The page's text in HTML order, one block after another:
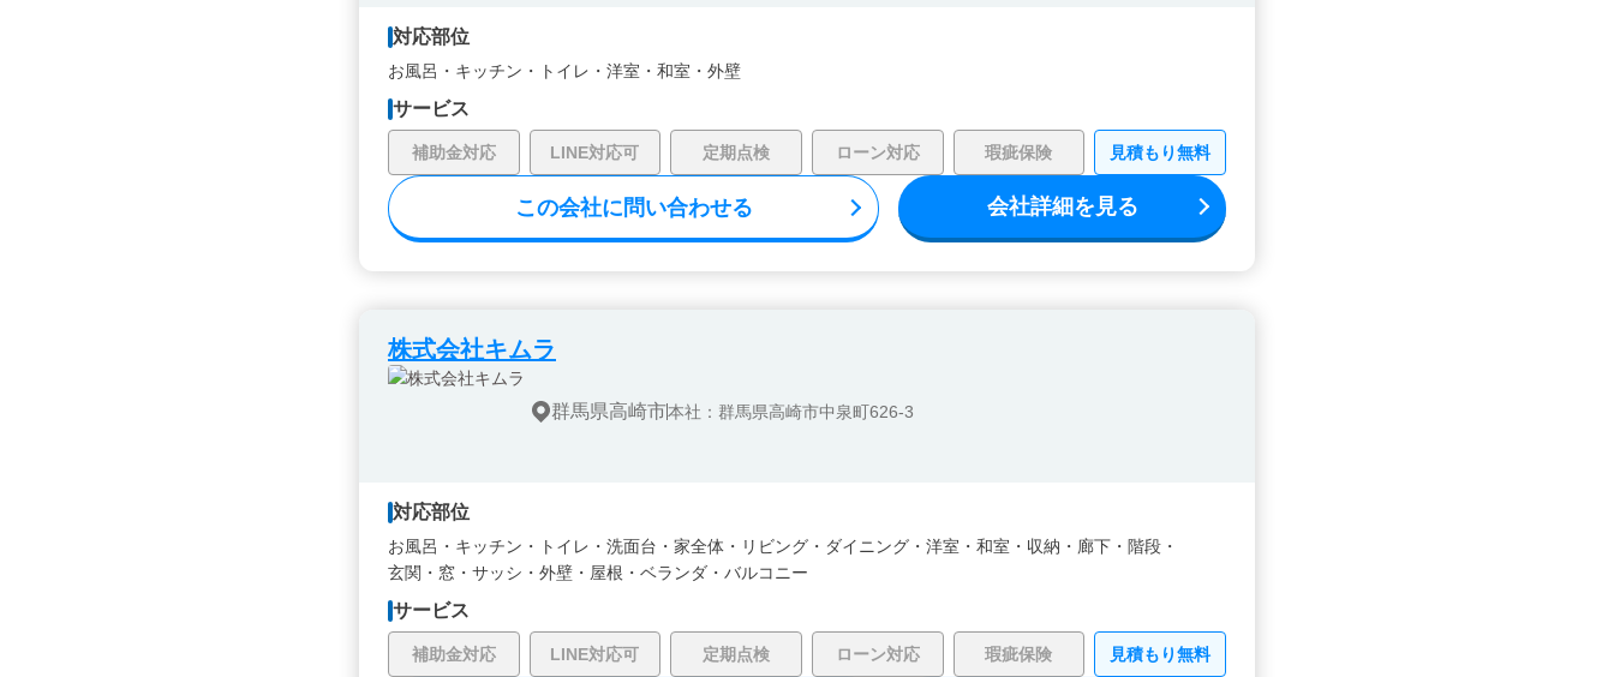
対応部位
お風呂・ キッチン・ トイレ・ 洋室・ 和室・ 外壁
サービス
補助金対応 LINE対応可 定期点検 ローン対応 瑕疵保険 見積もり無料
この会社に問い合わせる 会社詳細を見る
株式会社キムラ
群馬県高崎市本社：群馬県高崎市中泉町626-3
対応部位
お風呂・ キッチン・ トイレ・ 洗面台・ 家全体・ リビング・ ダイニング・ 洋室・ 和室・ 収納・ 廊下・ 階段・
玄関・ 窓・サッシ・ 外壁・ 屋根・ ベランダ・バルコニー
サービス
補助金対応 LINE対応可 定期点検 ローン対応 瑕疵保険 見積もり無料